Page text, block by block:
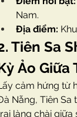
Nam.
Địa điểm:
Tiên Sa
Ảo Giữa
cảm hứng từ
Nẵng, Tiên Sa
làng chài giữa